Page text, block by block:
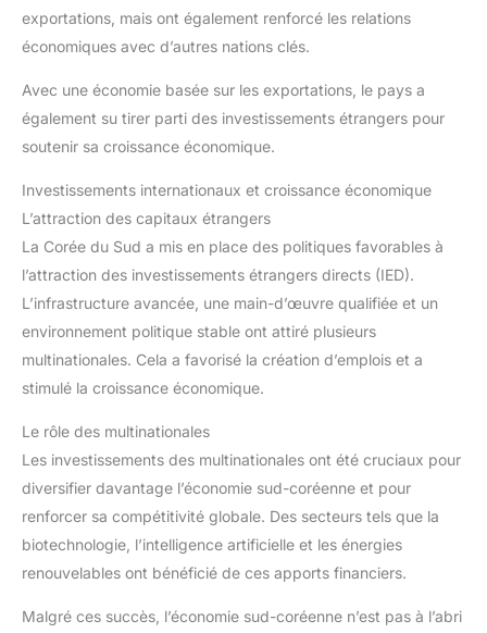
exportations, mais ont également renforcé les relations
économiques avec d’autres nations clés.
Avec une économie basée sur les exportations, le pays a
également su tirer parti des investissements étrangers pour
soutenir sa croissance économique.
Investissements internationaux et croissance économique
L’attraction des capitaux étrangers
La Corée du Sud a mis en place des politiques favorables à
l’attraction des investissements étrangers directs (IED).
L’infrastructure avancée, une main-d’œuvre qualifiée et un
environnement politique stable ont attiré plusieurs
multinationales. Cela a favorisé la création d’emplois et a
stimulé la croissance économique.
Le rôle des multinationales
Les investissements des multinationales ont été cruciaux pour
diversifier davantage l’économie sud-coréenne et pour
renforcer sa compétitivité globale. Des secteurs tels que la
biotechnologie, l’intelligence artificielle et les énergies
renouvelables ont bénéficié de ces apports financiers.
Malgré ces succès, l’économie sud-coréenne n’est pas à l’abri